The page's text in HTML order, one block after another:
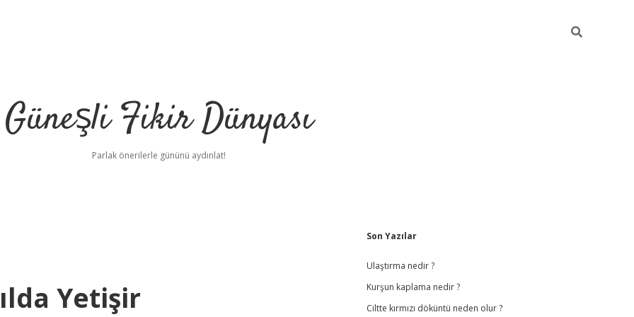
Güneşli Fikir Dünyası
Parlak önerilerle gününü aydınlat!
Yetişir
Sidebar
Son Yazılar
Ulaştırma nedir ?
Kurşun kaplama nedir ?
Ciltte kırmızı döküntü neden olur ?
ilbethiltonbet